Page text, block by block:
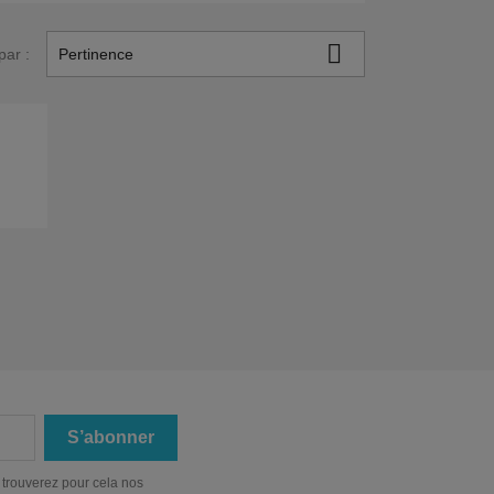
: Pertinence 
pour cela nos